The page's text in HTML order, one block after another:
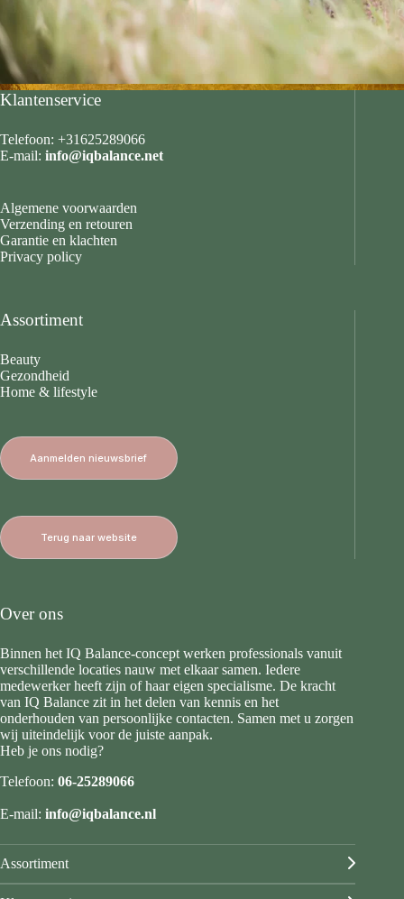
Klantenservice
Telefoon: +31625289066
E-mail: info@iqbalance.net
Algemene voorwaarden
Verzending en retouren
Garantie en klachten
Privacy policy
Assortiment
Beauty
Gezondheid
Home & lifestyle
Aanmelden nieuwsbrief
Terug naar website
Over ons
Binnen het IQ Balance-concept werken professionals vanuit
verschillende locaties nauw met elkaar samen. Iedere
medewerker heeft zijn of haar eigen specialisme. De kracht
van IQ Balance zit in het delen van kennis en het
onderhouden van persoonlijke contacten. Samen met u zorgen
wij uiteindelijk voor de juiste aanpak.
Heb je ons nodig?
Telefoon: 06-25289066
E-mail: info@iqbalance.nl
Assortiment